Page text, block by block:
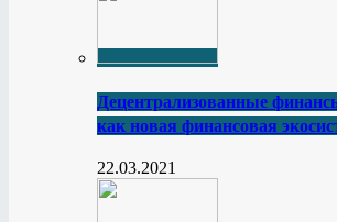
Децентрализованные
как новая финансовая
22.03.2021